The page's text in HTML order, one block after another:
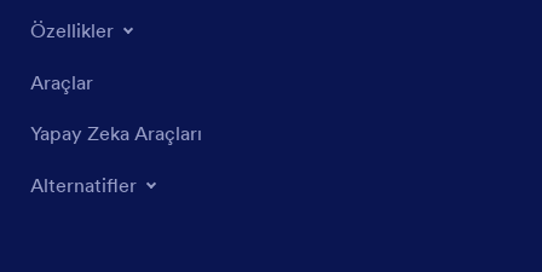
Özellikler
Araçlar
Yapay Zeka Araçları
Alternatifler